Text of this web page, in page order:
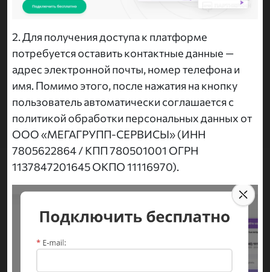
2. Для получения доступа к платформе
потребуется оставить контактные данные —
адрес электронной почты, номер телефона и
имя. Помимо этого, после нажатия на кнопку
пользователь автоматически соглашается с
политикой обработки персональных данных от
ООО «МЕГАГРУПП-СЕРВИСЫ» (ИНН
7805622864 / КПП 780501001 ОГРН
1137847201645 ОКПО 11116970).